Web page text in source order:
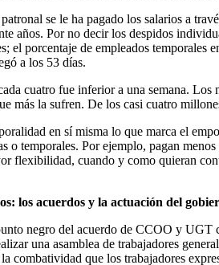
se le ha pagado los salarios a
años. Por no decir los despidos
el porcentaje de empleados temporales
a los 53 días.
cuatro fue inferior a una semana. Los
más la sufren. De los casi cuatro
en sí misma lo que marca el
o temporales. Por ejemplo, pagan
flexibilidad, cuando y como quieran
los acuerdos y la actuación del
negro del acuerdo de CCOO y UGT
una asamblea de trabajadores
combatividad que los trabajadores